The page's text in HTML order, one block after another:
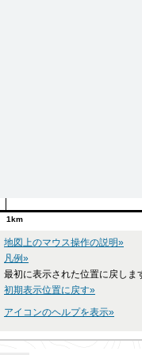
1km
地図上のマウス操作の説明»
凡例»
最初に表示された位置に戻しま
初期表示位置に戻す»
アイコンのヘルプを表示»